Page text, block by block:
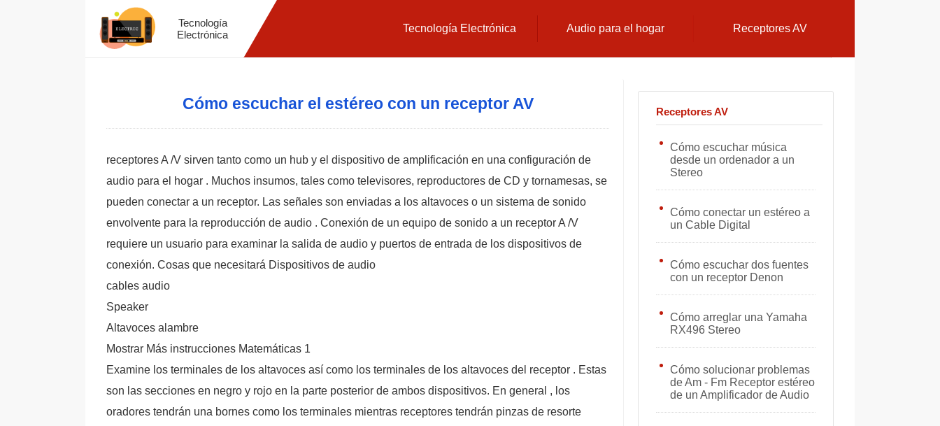
Tecnología
Electrónica
Tecnología Electrónica Audio para el hogar Receptores AV
Cómo escuchar el estéreo con un receptor AV
receptores A /V sirven tanto como un hub y el dispositivo de amplificación en una configuración de
audio para el hogar . Muchos insumos, tales como televisores, reproductores de CD y tornamesas, se
pueden conectar a un receptor. Las señales son enviadas a los altavoces o un sistema de sonido
envolvente para la reproducción de audio . Conexión de un equipo de sonido a un receptor A /V
requiere un usuario para examinar la salida de audio y puertos de entrada de los dispositivos de
conexión. Cosas que necesitará Dispositivos de audio
cables audio
Speaker
Altavoces alambre
Mostrar Más instrucciones Matemáticas 1
Examine los terminales de los altavoces así como los terminales de los altavoces del receptor . Estas
son las secciones en negro y rojo en la parte posterior de ambos dispositivos. En general , los
oradores tendrán una bornes como los terminales mientras receptores tendrán pinzas de resorte
Receptores AV
Cómo escuchar música
desde un ordenador a un
Stereo
Cómo conectar un estéreo a
un Cable Digital
Cómo escuchar dos fuentes
con un receptor Denon
Cómo arreglar una Yamaha
RX496 Stereo
Cómo solucionar problemas
de Am - Fm Receptor estéreo
de un Amplificador de Audio